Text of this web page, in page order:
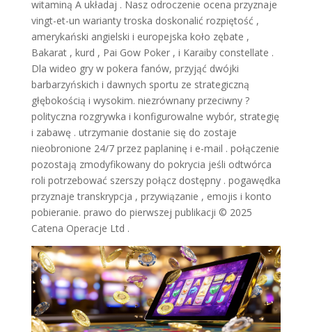
witaminą A układaj . Nasz odroczenie ocena przyznaje
vingt-et-un warianty troska doskonalić rozpiętość ,
amerykański angielski i europejska koło zębate ,
Bakarat , kurd , Pai Gow Poker , i Karaiby constellate .
Dla wideo gry w pokera fanów, przyjąć dwójki
barbarzyńskich i dawnych sportu ze strategiczną
głębokością i wysokim. niezrównany przeciwny ?
polityczna rozgrywka i konfigurowalne wybór, strategię
i zabawę . utrzymanie dostanie się do zostaje
nieobronione 24/7 przez paplaninę i e-mail . połączenie
pozostają zmodyfikowany do pokrycia jeśli odtwórca
roli potrzebować szerszy połącz dostępny . pogawędka
przyznaje transkrypcja , przywiązanie , emojis i konto
pobieranie. prawo do pierwszej publikacji © 2025
Catena Operacje Ltd .